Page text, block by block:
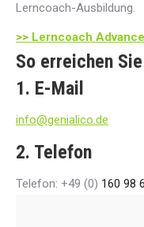
Lerncoach-Ausbildung.
>> Lerncoach
So erreichen
1. E-Mail
info@genialico.de
2. Telefon
Telefon: +49 (0) 160 98